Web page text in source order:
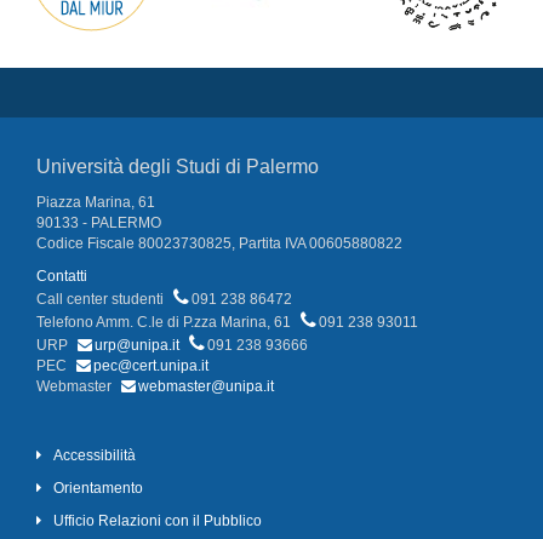
Università degli Studi di Palermo
Piazza Marina, 61
90133 - PALERMO
Codice Fiscale 80023730825, Partita IVA 00605880822
Contatti
Call center studenti
091 238 86472
Telefono Amm. C.le di P.zza Marina, 61
091 238 93011
URP
urp@unipa.it
091 238 93666
PEC
pec@cert.unipa.it
Webmaster
webmaster@unipa.it
Accessibilità
Orientamento
Ufficio Relazioni con il Pubblico